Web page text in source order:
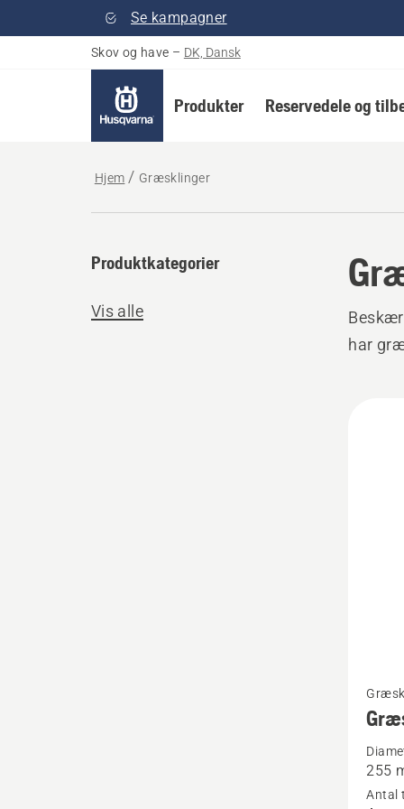
Se kampagner
Skov og have – DK, Dansk
Produkter Reservedele og
Hjem Græsklinger
Produktkategorier
Vis alle
har
flere
detaljer
om
255
Antal